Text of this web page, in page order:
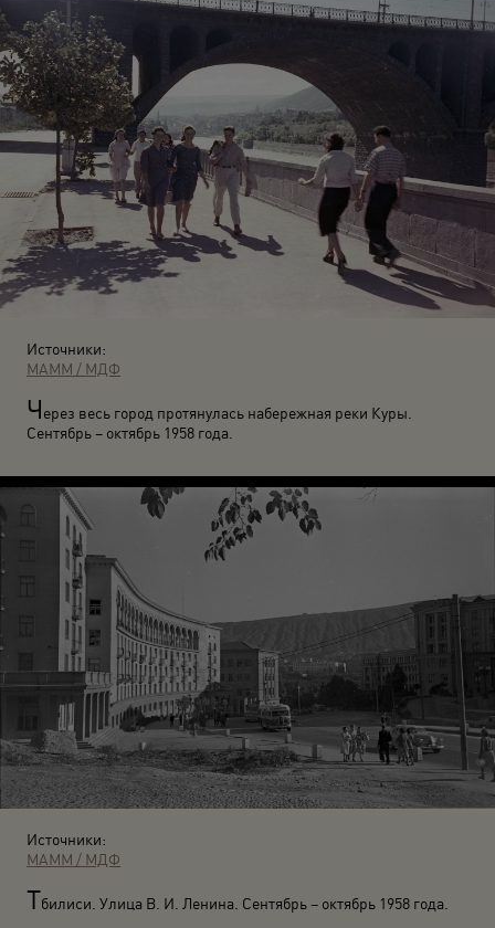
Источники:
МАММ / МДФ
Через весь город протянулась набережная реки Куры.
Сентябрь – октябрь 1958 года.
Источники:
МАММ / МДФ
Тбилиси. Улица В. И. Ленина. Сентябрь – октябрь 1958 года.